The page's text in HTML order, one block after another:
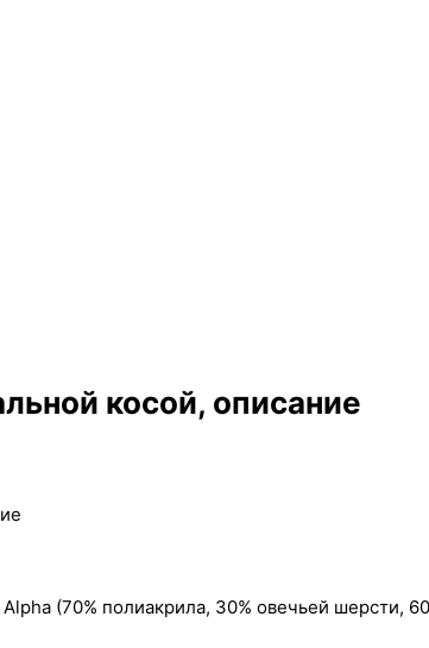
косой, описание
(70% полиакрила, 30% овечьей шерсти,